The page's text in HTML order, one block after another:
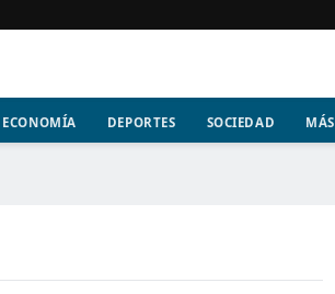
ECONOMÍA DEPORTES SOCIEDAD MÁS